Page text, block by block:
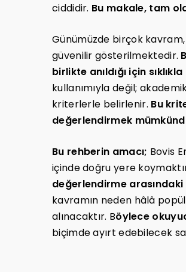
ciddidir. Bu makale, tam
Günümüzde birçok
güvenilir gösterilmektedir.
birlikte anıldığı için
kullanımıyla değil;
kriterlerle belirlenir. Bu
değerlendirmek
Bu rehberin amacı; Bovis
içinde doğru yere
değerlendirme
kavramın neden hâlâ
alınacaktır. Böylece
biçimde ayırt edebilecek